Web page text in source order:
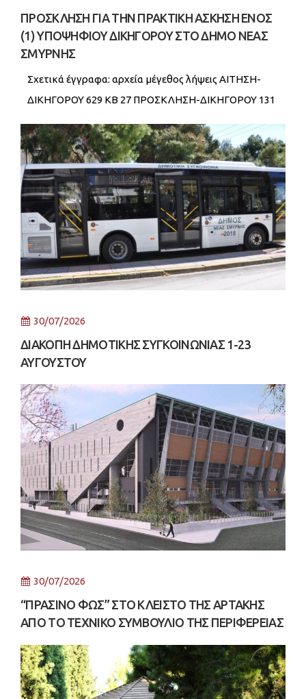
ΠΡΟΣΚΛΗΣΗ ΓΙΑ ΤΗΝ ΠΡΑΚΤΙΚΗ ΑΣΚΗΣΗ ΕΝΟΣ
(1) ΥΠΟΨΗΦΙΟΥ ΔΙΚΗΓΟΡΟΥ ΣΤΟ ΔΗΜΟ ΝΕΑΣ
ΣΜΥΡΝΗΣ
Σχετικά έγγραφα: αρχεία μέγεθος λήψεις ΑΙΤΗΣΗ-
ΔΙΚΗΓΟΡΟΥ 629 KB 27 ΠΡΟΣΚΛΗΣΗ-ΔΙΚΗΓΟΡΟΥ 131
30/07/2026
ΔΙΑΚΟΠΗ ΔΗΜΟΤΙΚΗΣ ΣΥΓΚΟΙΝΩΝΙΑΣ 1-23
ΑΥΓΟΥΣΤΟΥ
30/07/2026
“ΠΡΑΣΙΝΟ ΦΩΣ” ΣΤΟ ΚΛΕΙΣΤΟ ΤΗΣ ΑΡΤΑΚΗΣ
ΑΠΟ ΤΟ ΤΕΧΝΙΚΟ ΣΥΜΒΟΥΛΙΟ ΤΗΣ ΠΕΡΙΦΕΡΕΙΑΣ